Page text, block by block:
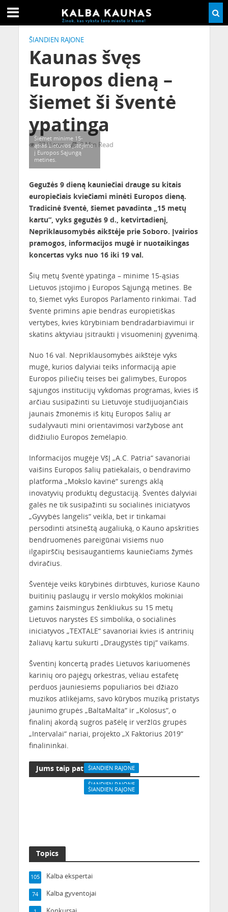
ŠIANDIEN RAJONE
Kaunas švęs
Europos dieną –
šiemet ši šventė
ypatinga
37 Views 2 Min Read
Šiemet minime 15-
ąsias Lietuvos įstojimo
į Europos Sąjungą
metines.
Gegužės 9 dieną kauniečiai drauge su kitais
europiečiais kviečiami minėti Europos dieną.
Tradicinė šventė, šiemet pavadinta „15 metų
kartu“, vyks gegužės 9 d., ketvirtadienį,
Nepriklausomybės aikštėje prie Soboro. Įvairios
pramogos, informacijos mugė ir nuotaikingas
koncertas vyks nuo 16 iki 19 val.
Šių metų šventė ypatinga – minime 15-ąsias
Lietuvos įstojimo į Europos Sąjungą metines. Be
to, šiemet vyks Europos Parlamento rinkimai. Tad
šventė primins apie bendras europietiškas
vertybes, kvies kūrybiniam bendradarbiavimui ir
skatins aktyviau įsitraukti į visuomeninį gyvenimą.
Nuo 16 val. Nepriklausomybės aikštėje vyks
mugė, kurios dalyviai teiks informaciją apie
Europos piliečių teises bei galimybes, Europos
sąjungos institucijų vykdomas programas, kvies iš
arčiau susipažinti su Lietuvoje studijuojančiais
jaunais žmonėmis iš kitų Europos šalių ar
sudalyvauti mini orientavimosi varžybose ant
didžiulio Europos žemėlapio.
Informacijos mugėje VšĮ „A.C. Patria“ savanoriai
vaišins Europos šalių patiekalais, o bendravimo
platforma „Mokslo kavinė“ surengs aklą
inovatyvių produktų degustaciją. Šventės dalyviai
galės ne tik susipažinti su socialinės iniciatyvos
„Gyvybės langelis“ veikla, bet ir tinkamai
persodinti atsineštą augaliuką, o Kauno apskrities
bendruomenės pareigūnai visiems nuo
ilgapirščių besisaugantiems kauniečiams žymės
dviračius.
Šventėje veiks kūrybinės dirbtuvės, kuriose Kauno
buitinių paslaugų ir verslo mokyklos mokiniai
gamins žaismingus ženkliukus su 15 metų
Lietuvos narystės ES simbolika, o socialinės
iniciatyvos „TEXTALE“ savanoriai kvies iš antrinių
žaliavų kartu sukurti „Draugystės tipį“ vaikams.
Šventinį koncertą pradės Lietuvos kariuomenės
karinių oro pajėgų orkestras, vėliau estafetę
perduos jauniesiems populiarios bei džiazo
muzikos atlikėjams, savo kūrybos muziką pristatys
jaunimo grupės „BaltaMalta“ ir „Kolosus“, o
finalinį akordą sugros pašėlę ir veržlūs grupės
„Intervalai“ nariai, projekto „X Faktorius 2019“
finalininkai.
Jums taip pat gali patikti
ŠIANDIEN RAJONE
Vaikštome po
Žaliakalnį: 5
ŠIANDIEN RAJONE
Vasarą kauniečiai
ŠIANDIEN RAJONE
Topics
Kalba ekspertai
105
Kalba gyventojai
74